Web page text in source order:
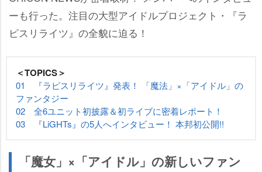
ーも行った。注目の大型アイドルプロジェクト・『ラ
ピスリライツ』の全貌に迫る！
＜TOPICS＞
01 『ラピスリライツ』発表！ 「魔法」×「アイドル」の
ファンタジー
02 全6ユニット初披露＆初ライブに密着レポート！
03 『LiGHTs』の5人へインタビュー！ 本邦初公開!!
「魔女」×「アイドル」の新しいファン